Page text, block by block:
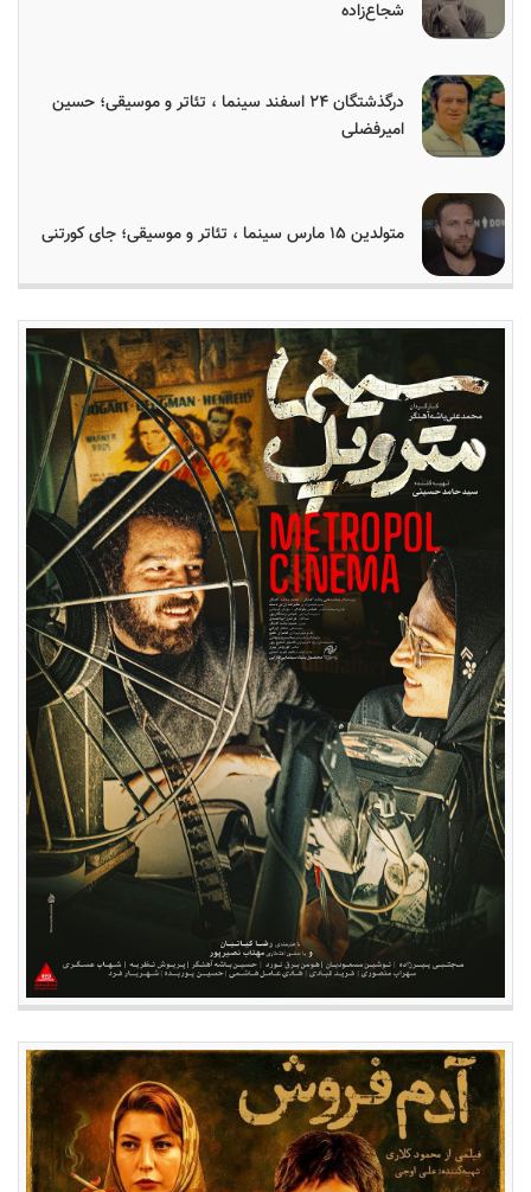
شجاع‌زاده
درگذشتگان ۲۴ اسفند سینما ، تئاتر و موسیقی؛ حسین
امیرفضلی
متولدین ۱۵ مارس سینما ، تئاتر و موسیقی؛ جای کورتنی